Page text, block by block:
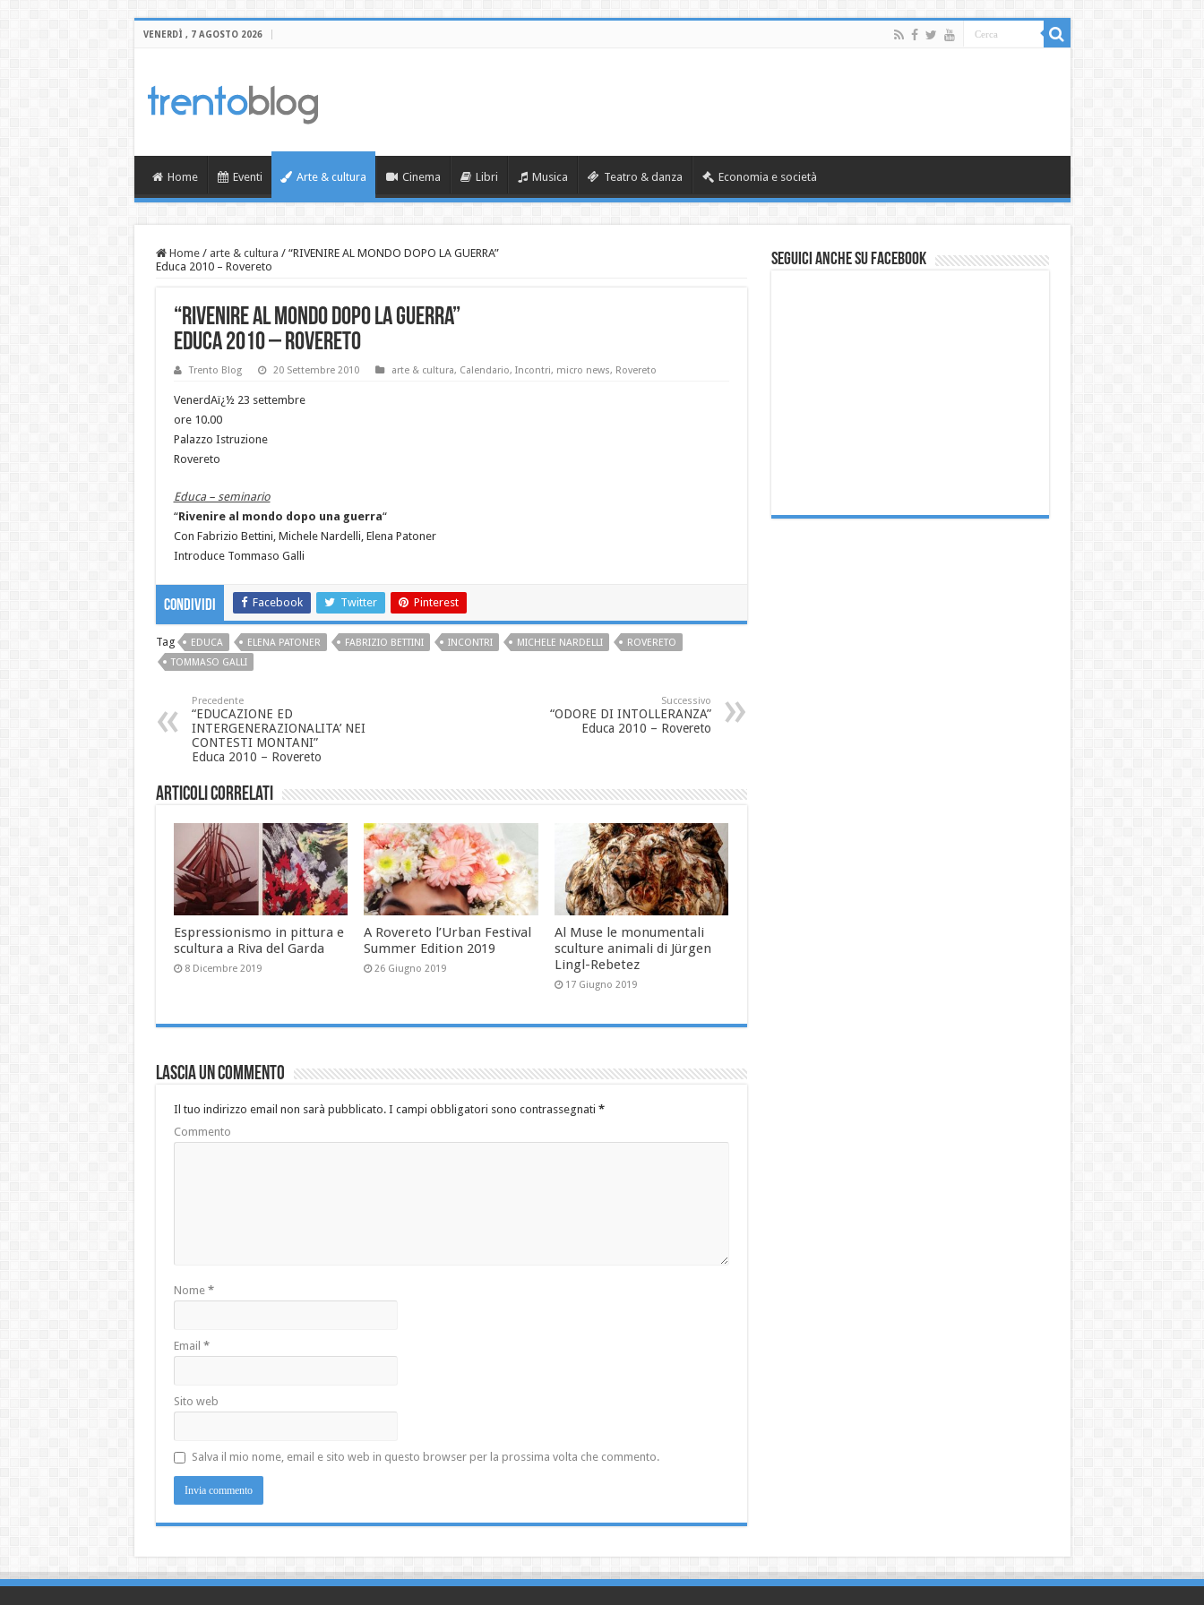
VENERDÌ , 7 AGOSTO 2026
Home Eventi Arte & cultura Cinema Libri Musica Teatro & danza Economia e società
Home / arte & cultura / “RIVENIRE AL MONDO DOPO LA GUERRA”
Educa 2010 – Rovereto
“RIVENIRE AL MONDO DOPO LA GUERRA”
Educa 2010 – Rovereto
Trento Blog 20 Settembre 2010 arte & cultura, Calendario, Incontri, micro news, Rovereto
VenerdAï¿½ 23 settembre
ore 10.00
Palazzo Istruzione
Rovereto
Educa – seminario
“Rivenire al mondo dopo una guerra“
Con Fabrizio Bettini, Michele Nardelli, Elena Patoner
Introduce Tommaso Galli
Condividi Facebook Twitter Pinterest
Tag EDUCA ELENA PATONER FABRIZIO BETTINI INCONTRI MICHELE NARDELLI
ROVERETO
TOMMASO GALLI
Precedente
“EDUCAZIONE ED
INTERGENERAZIONALITA’ NEI
CONTESTI MONTANI”
Educa 2010 – Rovereto
Successivo
“ODORE DI INTOLLERANZA”
Educa 2010 – Rovereto
Articoli correlati
Espressionismo in pittura e
scultura a Riva del Garda
8 Dicembre 2019
A Rovereto l’Urban Festival
Summer Edition 2019
26 Giugno 2019
Al Muse le monumentali
sculture animali di Jürgen
Lingl-Rebetez
17 Giugno 2019
Lascia un commento
Il tuo indirizzo email non sarà pubblicato.I campi obbligatori sono contrassegnati *
Commento
Nome *
Email *
Sito web
Salva il mio nome, email e sito web in questo browser per la prossima volta che commento.
Seguici anche su Facebook